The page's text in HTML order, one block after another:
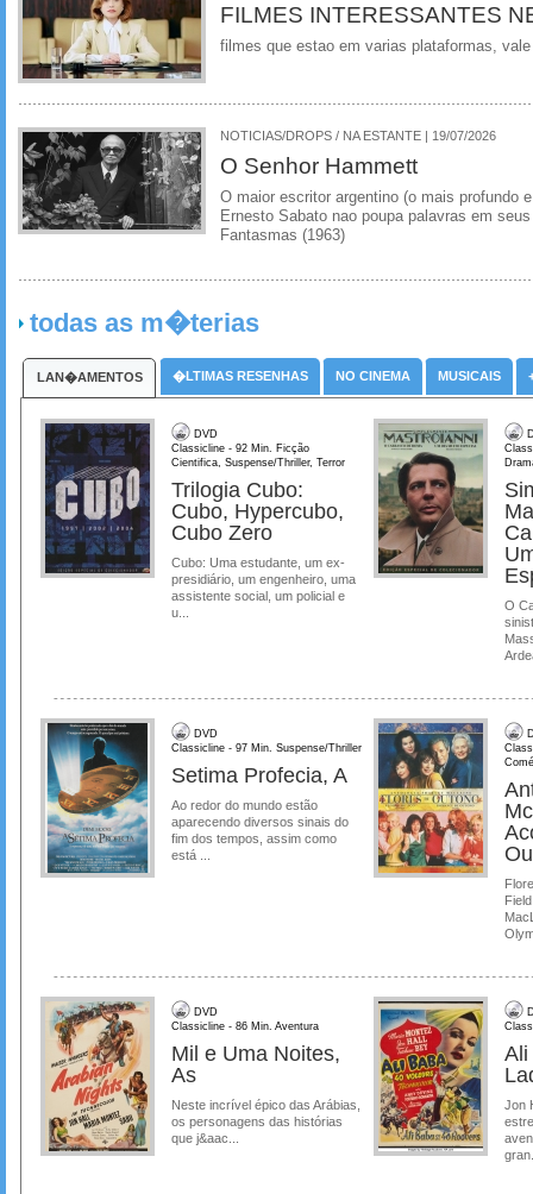
FILMES INTERESSANTES
filmes que estao em varias plataformas,
NOTICIAS/DROPS / NA ESTANTE | 19/07/2026
O Senhor Hammett
O maior escritor argentino (o mais profundo
Ernesto Sabato nao poupa palavras em
Fantasmas (1963)
todas as m�terias
LAN�AMENTOS �LTIMAS RESENHAS NO CINEMA MUSICAIS
DVD
Classicline - 92 Min. Ficção
Cientifica, Suspense/Thriller, Terror
Trilogia Cubo:
Cubo, Hypercubo,
Cubo Zero
Cubo: Uma estudante, um ex-
presidiário, um engenheiro, uma
assistente social, um policial e
u...
O
DVD
Classicline - 97 Min. Suspense/Thriller
Setima Profecia, A
Ao redor do mundo estão
aparecendo diversos sinais do
fim dos tempos, assim como
está ...
DVD
Classicline - 86 Min. Aventura
Mil e Uma Noites,
As
Neste incrível épico das Arábias,
os personagens das histórias
que j&aac...
Ali
Jon